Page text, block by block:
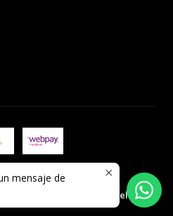
lapiceras y accesorios.
Desarrollado por Jumpseller.
mensaje de